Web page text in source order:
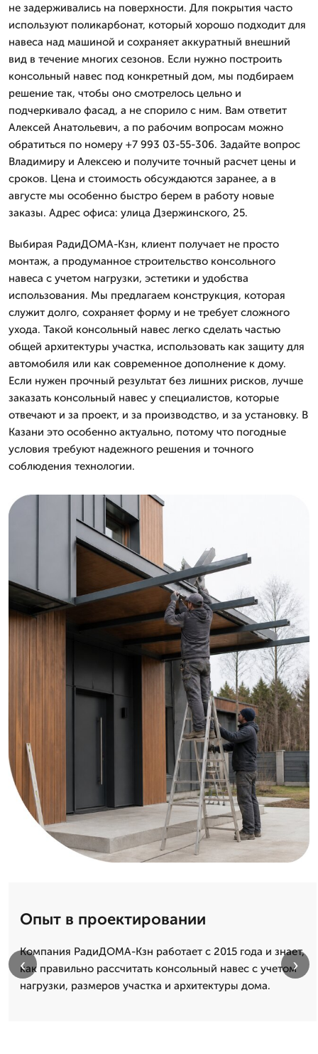
не задерживались на поверхности. Для покрытия часто
используют поликарбонат, который хорошо подходит для
навеса над машиной и сохраняет аккуратный внешний
вид в течение многих сезонов. Если нужно построить
консольный навес под конкретный дом, мы подбираем
решение так, чтобы оно смотрелось цельно и
подчеркивало фасад, а не спорило с ним. Вам ответит
Алексей Анатольевич, а по рабочим вопросам можно
обратиться по номеру +7 993 03-55-306. Задайте вопрос
Владимиру и Алексею и получите точный расчет цены и
сроков. Цена и стоимость обсуждаются заранее, а в
августе мы особенно быстро берем в работу новые
заказы. Адрес офиса: улица Дзержинского, 25.
Выбирая РадиДОМА-Кзн, клиент получает не просто
монтаж, а продуманное строительство консольного
навеса с учетом нагрузки, эстетики и удобства
использования. Мы предлагаем конструкция, которая
служит долго, сохраняет форму и не требует сложного
ухода. Такой консольный навес легко сделать частью
общей архитектуры участка, использовать как защиту для
автомобиля или как современное дополнение к дому.
Если нужен прочный результат без лишних рисков, лучше
заказать консольный навес у специалистов, которые
отвечают и за проект, и за производство, и за установку. В
Казани это особенно актуально, потому что погодные
условия требуют надежного решения и точного
соблюдения технологии.
Опыт в проектировании
Компания РадиДОМА-Кзн работает с 2015 года и знает,
как правильно рассчитать консольный навес с учетом
нагрузки, размеров участка и архитектуры дома.
‹ ›